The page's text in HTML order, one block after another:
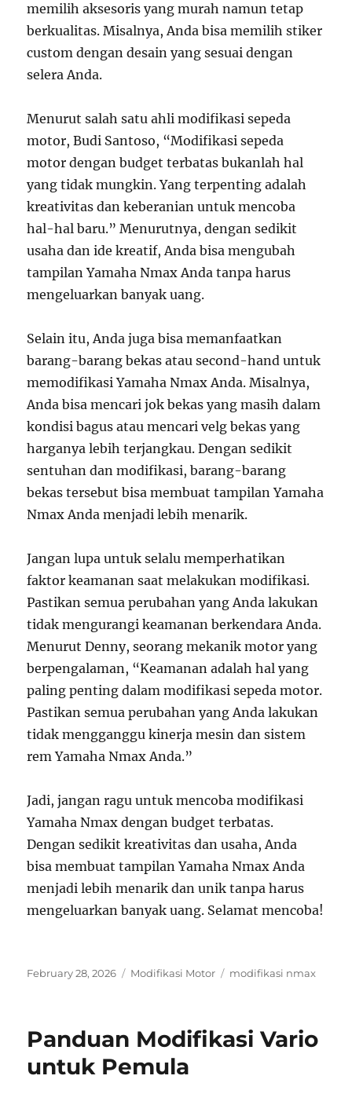
memilih aksesoris yang murah namun tetap
berkualitas. Misalnya, Anda bisa memilih stiker
custom dengan desain yang sesuai dengan
selera Anda.
Menurut salah satu ahli modifikasi sepeda
motor, Budi Santoso, “Modifikasi sepeda
motor dengan budget terbatas bukanlah hal
yang tidak mungkin. Yang terpenting adalah
kreativitas dan keberanian untuk mencoba
hal-hal baru.” Menurutnya, dengan sedikit
usaha dan ide kreatif, Anda bisa mengubah
tampilan Yamaha Nmax Anda tanpa harus
mengeluarkan banyak uang.
Selain itu, Anda juga bisa memanfaatkan
barang-barang bekas atau second-hand untuk
memodifikasi Yamaha Nmax Anda. Misalnya,
Anda bisa mencari jok bekas yang masih dalam
kondisi bagus atau mencari velg bekas yang
harganya lebih terjangkau. Dengan sedikit
sentuhan dan modifikasi, barang-barang
bekas tersebut bisa membuat tampilan Yamaha
Nmax Anda menjadi lebih menarik.
Jangan lupa untuk selalu memperhatikan
faktor keamanan saat melakukan modifikasi.
Pastikan semua perubahan yang Anda lakukan
tidak mengurangi keamanan berkendara Anda.
Menurut Denny, seorang mekanik motor yang
berpengalaman, “Keamanan adalah hal yang
paling penting dalam modifikasi sepeda motor.
Pastikan semua perubahan yang Anda lakukan
tidak mengganggu kinerja mesin dan sistem
rem Yamaha Nmax Anda.”
Jadi, jangan ragu untuk mencoba modifikasi
Yamaha Nmax dengan budget terbatas.
Dengan sedikit kreativitas dan usaha, Anda
bisa membuat tampilan Yamaha Nmax Anda
menjadi lebih menarik dan unik tanpa harus
mengeluarkan banyak uang. Selamat mencoba!
Posted
February 28, 2026 Categories
Modifikasi Motor Tags
modifikasi nmax
Panduan Modifikasi Vario
untuk Pemula